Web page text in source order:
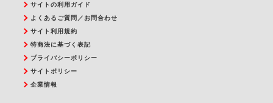
サイトの利用ガイド
よくあるご質問／お問合わせ
サイト利用規約
特商法に基づく表記
プライバシーポリシー
サイトポリシー
企業情報